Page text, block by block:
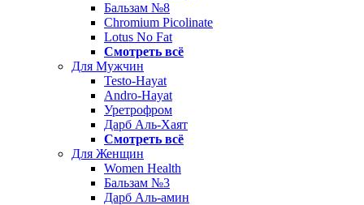
Бальзам №8
Chromium Picolinate
Lotus No Fat
Смотреть всё
Для Мужчин
Testo-Hayat
Andro-Hayat
Уретрофром
Дарб Аль-Хаят
Смотреть всё
Для Женщин
Women Health
Бальзам №3
Дарб Аль-амин